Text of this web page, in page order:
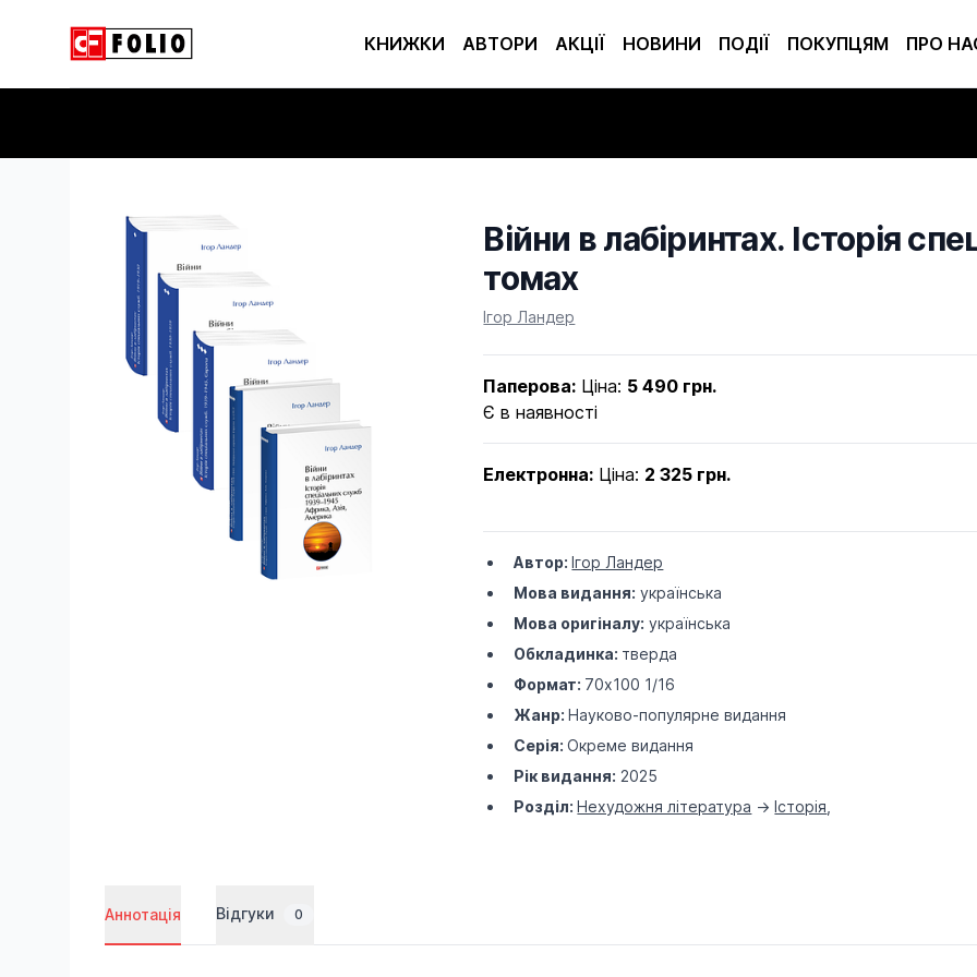
КНИЖКИ АВТОРИ АКЦІЇ НОВИНИ ПОДІЇ ПОКУПЦЯМ ПРО
Війни в лабіринтах. Історія
томах
Product information
Ігор Ландер
Паперова: Ціна: 5 490 грн.
Є в наявності
Електронна: Ціна: 2 325 грн.
Автор:Ігор Ландер
Мова видання: українська
Мова оригіналу: українська
Обкладинка: тверда
Формат: 70х100 1/16
Жанр:Науково-популярне видання
Серія:Окреме видання
Рік видання: 2025
Розділ:Нехудожня література ->Історія
Аннотація Відгуки 0